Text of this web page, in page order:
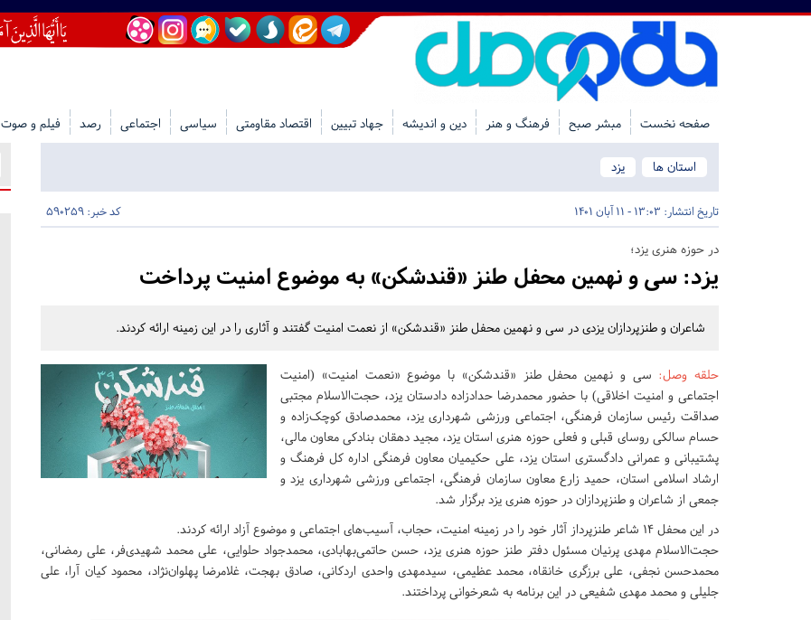
صفحه نخست مبشر صبح فرهنگ و هنر دین و اندیشه جهاد تبیین اقتصاد مقاومتی سیاسی اجتماعی رصد فیلم و صوت
استان ها یزد
تاریخ انتشار: 13:03 - 11 آبان 1401 کد خبر: 590259
در حوزه هنری یزد؛
یزد: سی و نهمین محفل طنز «قندشکن» به موضوع امنیت پرداخت
شاعران و طنزپردازان یزدی در سی و نهمین محفل طنز «قندشکن» از نعمت امنیت گفتند و آثاری را در این زمینه ارائه کردند.
حلقه وصل: سی و نهمین محفل طنز «قندشکن» با موضوع «نعمت امنیت» (امنیت
اجتماعی و امنیت اخلاقی) با حضور محمدرضا حدادزاده دادستان یزد، حجت‌الاسلام مجتبی
صداقت رئیس سازمان فرهنگی، اجتماعی ورزشی شهرداری یزد، محمدصادق کوچک‌زاده و
حسام سالکی روسای قبلی و فعلی حوزه هنری استان یزد، مجید دهقان بنادکی معاون مالی،
پشتیبانی و عمرانی دادگستری استان یزد، علی حکیمیان معاون فرهنگی اداره کل فرهنگ و
ارشاد اسلامی استان، حمید زارع معاون سازمان فرهنگی، اجتماعی ورزشی شهرداری یزد و
جمعی از شاعران و طنزپردازان در حوزه هنری یزد برگزار ‌شد.
در این محفل 14 شاعر طنزپرداز آثار خود را در زمینه امنیت، حجاب، آسیب‌های اجتماعی و موضوع آزاد ارائه کردند.
حجت‌الاسلام مهدی پرنیان مسئول دفتر طنز حوزه هنری یزد، حسن حاتمی‌بهابادی، محمدجواد حلوایی، علی محمد شهیدی‌فر، علی رمضانی،
محمدحسن نجفی، علی برزگری خانقاه، محمد عظیمی، سیدمهدی واحدی اردکانی، صادق بهجت، غلامرضا پهلوان‌نژاد، محمود کیان آرا، علی
جلیلی و محمد مهدی شفیعی در این برنامه به شعرخوانی پرداختند.